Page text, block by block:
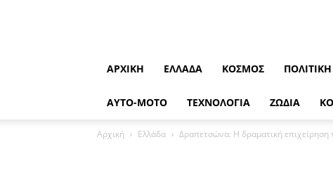
ΑΡΧΙΚΉ ΕΛΛΆΔΑ ΚΌΣΜΟΣ ΠΟΛΙΤΙΚΉ
ΑΥΤΟ-ΜΟΤΟ ΤΕΧΝΟΛΟΓΙΑ ΖΩΔΙΑ
Αρχική Ελλάδα Δραπετσώνα: Η δραματική επιχείρηση